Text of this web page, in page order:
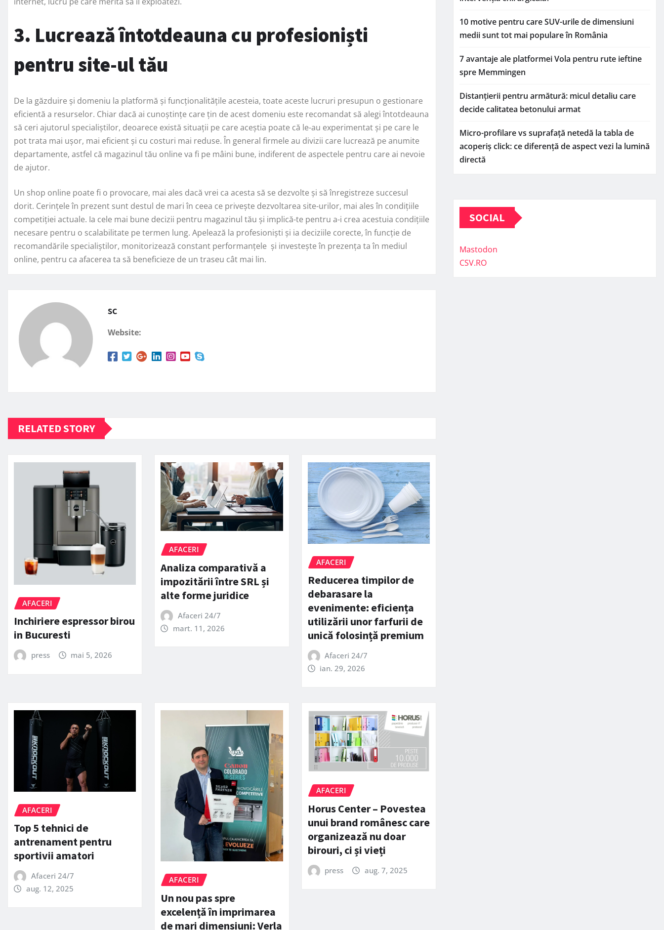
3. Lucrează întotdeauna cu profesioniști
pentru site-ul tău
De la găzduire și domeniu la platformă și funcționalitățile acesteia, toate aceste lucruri presupun o gestionare
eficientă a resurselor. Chiar dacă ai cunoștințe care țin de acest domeniu este recomandat să alegi întotdeauna
să ceri ajutorul specialiștilor, deoarece există situații pe care aceștia poate că le-au experimentat și pe care le
pot trata mai ușor, mai eficient și cu costuri mai reduse. În general firmele au divizii care lucrează pe anumite
departamente, astfel că magazinul tău online va fi pe mâini bune, indiferent de aspectele pentru care ai nevoie
de ajutor.
Un shop online poate fi o provocare, mai ales dacă vrei ca acesta să se dezvolte și să înregistreze succesul
dorit. Cerințele în prezent sunt destul de mari în ceea ce privește dezvoltarea site-urilor, mai ales în condițiile
competiției actuale. Ia cele mai bune decizii pentru magazinul tău și implică-te pentru a-i crea acestuia condițiile
necesare pentru o scalabilitate pe termen lung. Apelează la profesioniști și ia deciziile corecte, în funcție de
recomandările specialiștilor, monitorizează constant performanțele și investește în prezența ta în mediul
online, pentru ca afacerea ta să beneficieze de un traseu cât mai lin.
sc
Website:
RELATED STORY
AFACERI
Inchiriere espressor birou
in Bucuresti
press mai 5, 2026
AFACERI
Analiza comparativă a
impozitării între SRL și
alte forme juridice
Afaceri 24/7
mart. 11, 2026
AFACERI
Reducerea timpilor de
debarasare la
evenimente: eficiența
utilizării unor farfurii de
unică folosință premium
Afaceri 24/7
ian. 29, 2026
AFACERI
Top 5 tehnici de
antrenament pentru
sportivii amatori
Afaceri 24/7
aug. 12, 2025
AFACERI
Un nou pas spre
excelență în imprimarea
de mari dimensiuni: Verla
AFACERI
Horus Center – Povestea
unui brand românesc care
organizează nu doar
birouri, ci și vieți
press aug. 7, 2025
10 motive pentru care SUV-urile de dimensiuni
medii sunt tot mai populare în România
7 avantaje ale platformei Vola pentru rute ieftine
spre Memmingen
Distanțierii pentru armătură: micul detaliu care
decide calitatea betonului armat
Micro-profilare vs suprafață netedă la tabla de
acoperiș click: ce diferență de aspect vezi la lumină
directă
SOCIAL
Mastodon
CSV.RO